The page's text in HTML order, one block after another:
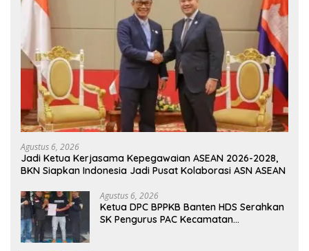
Agustus 6, 2026
Jadi Ketua Kerjasama Kepegawaian ASEAN 2026-2028,
BKN Siapkan Indonesia Jadi Pusat Kolaborasi ASN ASEAN
Agustus 6, 2026
Ketua DPC BPPKB Banten HDS Serahkan
SK Pengurus PAC Kecamatan